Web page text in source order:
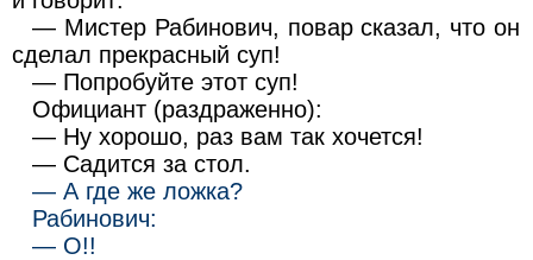
— Мистер Рабинович, повар сказал, что он
сделал прекрасный суп!
— Попробуйте этот суп!
Официант (раздраженно):
— Ну хорошо, раз вам так хочется!
— Садится за стол.
— А где же ложка?
Рабинович:
— О!!